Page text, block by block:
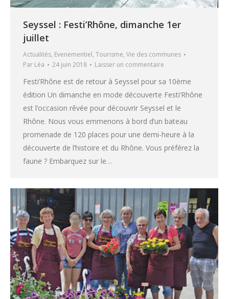
Seyssel : Festi’Rhône, dimanche 1er
juillet
Actualités, Evenementiel, Tourisme, Vie des communes
Par Léa 24 juin 2018 Laisser un commentaire
Festi’Rhône est de retour à Seyssel pour sa 10ème
édition Un dimanche en mode découverte Festi’Rhône
est l’occasion rêvée pour découvrir Seyssel et le
Rhône. Nous vous emmenons à bord d’un bateau
promenade de 120 places pour une demi-heure à la
découverte de l’histoire et du Rhône. Vous préférez la
faune ? Embarquez sur le…